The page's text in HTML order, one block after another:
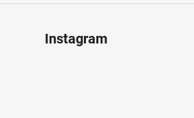
Instagram